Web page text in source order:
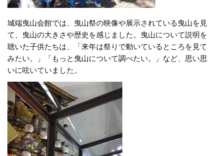
城端曳山会館では、曳山祭の映像や展示されている曳山を見
て、曳山の大きさや歴史を感じました。曳山について説明を
聴いた子供たちは、「来年は祭りで動いているところを見て
みたい。」「もっと曳山について調べたい。」など、思い思
いに呟いていました。